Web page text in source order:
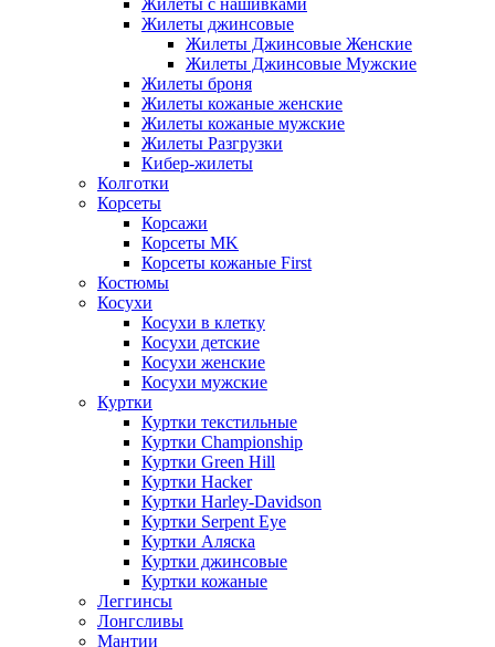
Жилеты джинсовые
Жилеты Джинсовые Женские
Жилеты Джинсовые Мужские
Жилеты броня
Жилеты кожаные женские
Жилеты кожаные мужские
Жилеты Разгрузки
Кибер-жилеты
Колготки
Корсеты
Корсажи
Корсеты MK
Корсеты кожаные First
Костюмы
Косухи
Косухи в клетку
Косухи детские
Косухи женские
Косухи мужские
Куртки
Куртки текстильные
Куртки Championship
Куртки Green Hill
Куртки Hacker
Куртки Harley-Davidson
Куртки Serpent Eye
Куртки Аляска
Куртки джинсовые
Куртки кожаные
Леггинсы
Лонгсливы
Мантии